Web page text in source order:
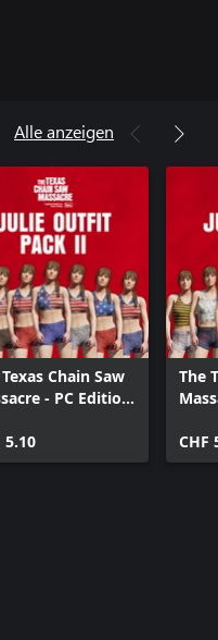
Alle anzeigen
Chain Saw
- PC Edition
5.10
The
CHF